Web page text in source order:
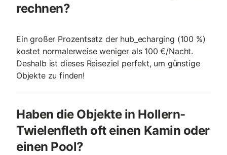
rechnen?
Ein großer Prozentsatz der hub_echarging (100 %)
kostet normalerweise weniger als 100 €/Nacht.
Deshalb ist dieses Reiseziel perfekt, um günstige
Objekte zu finden!
Haben die Objekte in Hollern-
Twielenfleth oft einen Kamin oder
einen Pool?